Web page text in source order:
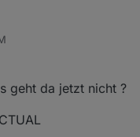
geht da jetzt nicht ?